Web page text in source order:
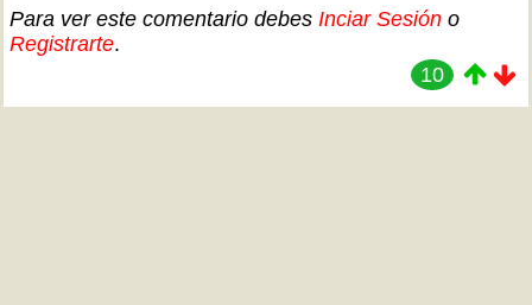
Para ver este comentario debes Inciar Sesión o
Registrarte.
10